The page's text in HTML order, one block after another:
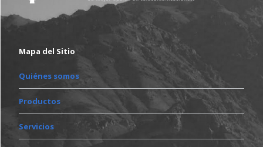
Mapa del Sitio
Quiénes somos
Productos
Servicios